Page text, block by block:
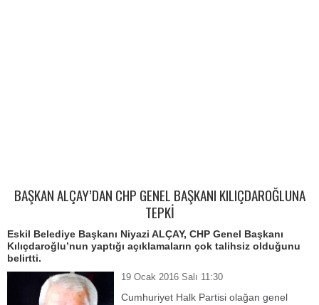
BAŞKAN ALÇAY’DAN CHP GENEL BAŞKANI KILIÇDAROĞLUNA
TEPKİ
​Eskil Belediye Başkanı Niyazi ALÇAY, CHP Genel Başkanı
Kılıçdaroğlu’nun yaptığı açıklamaların çok talihsiz olduğunu
belirtti.
19 Ocak 2016 Salı 11:30
Cumhuriyet Halk Partisi olağan genel